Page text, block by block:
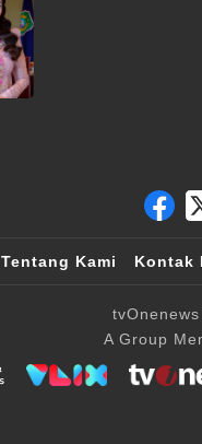
Tentang Kami Kontak
tvOnenews
A Group